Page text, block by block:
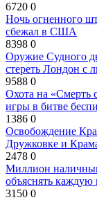
6720 0
Ночь огненного
сбежал в США
8398 0
Оружие Судного
стереть Лондон с
9588 0
Охота на «Смерть
игры в битве
1386 0
Освобождение
Дружковке и
2478 0
Миллион
объяснять каждую
3150 0